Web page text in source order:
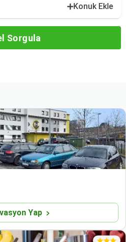
Konuk Ekle
Sorgula
Yap